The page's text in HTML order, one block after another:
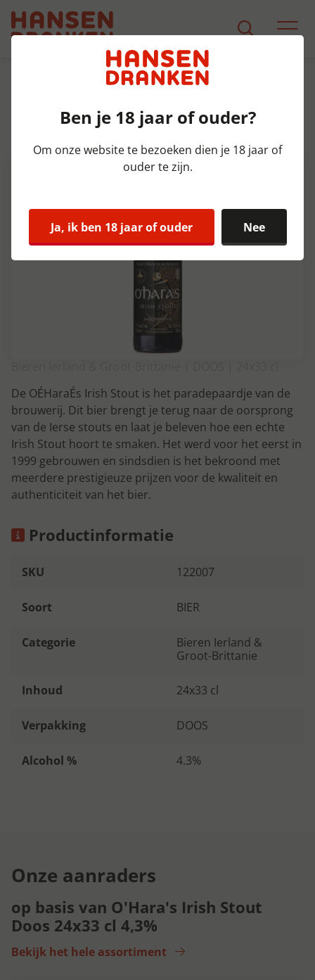
Product Detail
O'Hara's Irish Stout Doos 24x33
cl 4,3%
De OÉHaraÉs Irish Stout is het paradepaardje van de
brouwerij. Dit bier brengt je terug naar de oorsprong
van de Ierse stouts en laat je beleven hoe een echte
Irish Stout hoort te smaken. Het werd voor het eerst in
1999 gebrouwen en sindsdien is het bekroond met
meerdere prestigieuze prijzen voor de kwaliteit en
authenticiteit van het bier.
Productinformatie
SKU 122007
Soort BIER
Categorie
Bieren Ierland &
Groot-Brittanie
Inhoud 24x33 cl
Verpakking DOOS
Alcohol % 4.3%
Onze aanraders
op basis van O'Hara's Irish Stout
Doos 24x33 cl 4,3%
Bekijk het hele assortiment
Ben je 18 jaar of ouder?
Om onze website te bezoeken dien je 18 jaar of
ouder te zijn.
Ja, ik ben 18 jaar of ouder Nee